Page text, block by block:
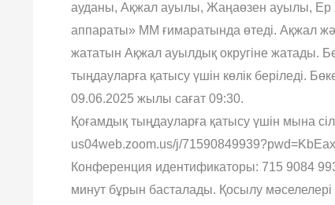
ауданы, Ақжал ауылы, Жаңаөзен ауылы, Ер
аппараты» ММ ғимаратында өтеді. Ақжал
жататын Ақжал ауылдық округіне жатады.
тыңдауларға қатысу үшін көлік беріледі.
09.06.2025 жылы сағат 09:30.
Қоғамдық тыңдауларға қатысу үшін мына
us04web.zoom.us/j/
Конференция идентификаторы: 715 9084
минут бұрын басталады. Қосылу